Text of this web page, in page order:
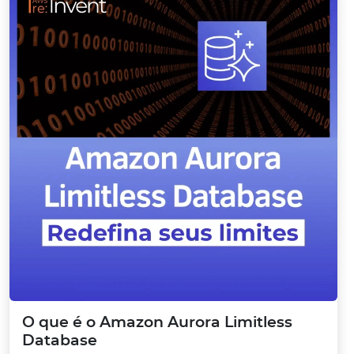
O que é o Amazon Aurora Limitless
Database